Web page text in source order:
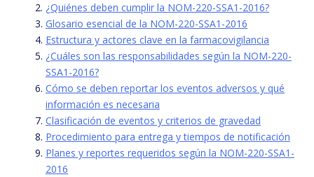
¿Quiénes deben cumplir la NOM-220-SSA1-2016?
Glosario esencial de la NOM-220-SSA1-2016
Estructura y actores clave en la farmacovigilancia
¿Cuáles son las responsabilidades según la NOM-220-
SSA1-2016?
Cómo se deben reportar los eventos adversos y qué
información es necesaria
Clasificación de eventos y criterios de gravedad
Procedimiento para entrega y tiempos de notificación
Planes y reportes requeridos según la NOM-220-SSA1-
2016